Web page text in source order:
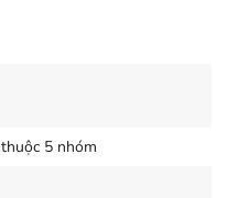
5 nhóm